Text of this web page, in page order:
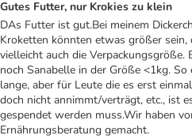
Gutes Futter, nur Krokies zu klein
DAs Futter ist gut.Bei meinem
Kroketten könnten etwas größer
vielleicht auch die Verpackungsgröße.
noch Sanabelle in der Größe <1kg.
lange, aber für Leute die es erst
doch nicht annimmt/verträgt, etc., ist
gespendet werden muss.Wir haben
Ernährungsberatung gemacht.